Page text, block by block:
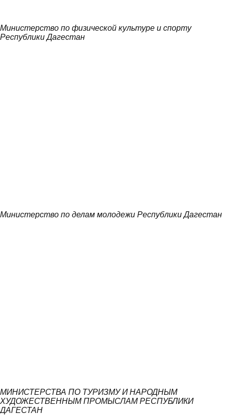
Министерство по физической культуре и спорту
Республики Дагестан
Министерство по делам молодежи Республики Дагестан
МИНИСТЕРСТВА ПО ТУРИЗМУ И НАРОДНЫМ
ХУДОЖЕСТВЕННЫМ ПРОМЫСЛАМ РЕСПУБЛИКИ
ДАГЕСТАН